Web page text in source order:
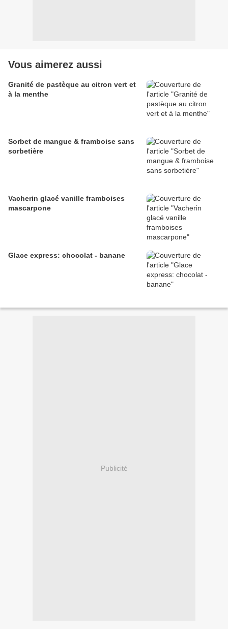
Vous aimerez aussi
Granité de pastèque au citron vert et
à la menthe
Sorbet de mangue & framboise sans
sorbetière
Vacherin glacé vanille framboises
mascarpone
Glace express: chocolat - banane
Publicité